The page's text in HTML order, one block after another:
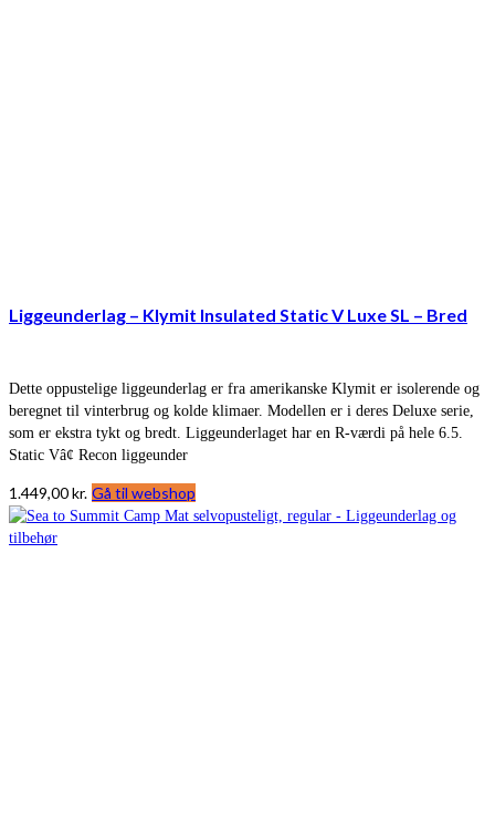
Liggeunderlag – Klymit Insulated Static V Luxe SL – Bred
Dette oppustelige liggeunderlag er fra amerikanske Klymit er isolerende og
beregnet til vinterbrug og kolde klimaer. Modellen er i deres Deluxe serie,
som er ekstra tykt og bredt. Liggeunderlaget har en R-værdi på hele 6.5.
Static Vâ¢ Recon liggeunder
1.449,00kr. Gå til webshop